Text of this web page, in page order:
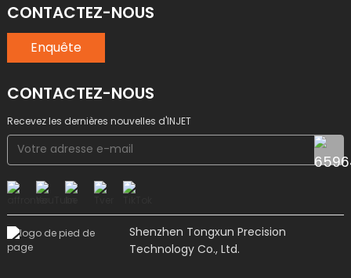
CONTACTEZ-NOUS
Enquête
CONTACTEZ-NOUS
Recevez les dernières nouvelles d'INJET
Shenzhen Tongxun Precision
Technology Co., Ltd.